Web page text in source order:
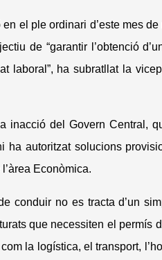
el ple ordinari d’este mes
de “garantir l’obtenció
laboral”, ha subratllat la
inacció del Govern Central,
ha autoritzat solucions
Econòmica.
conduir no es tracta d’un
que necessiten el permís
la logística, el transport,